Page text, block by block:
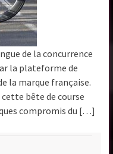
de la concurrence
la plateforme de
la marque française.
bête de course
compromis du […]